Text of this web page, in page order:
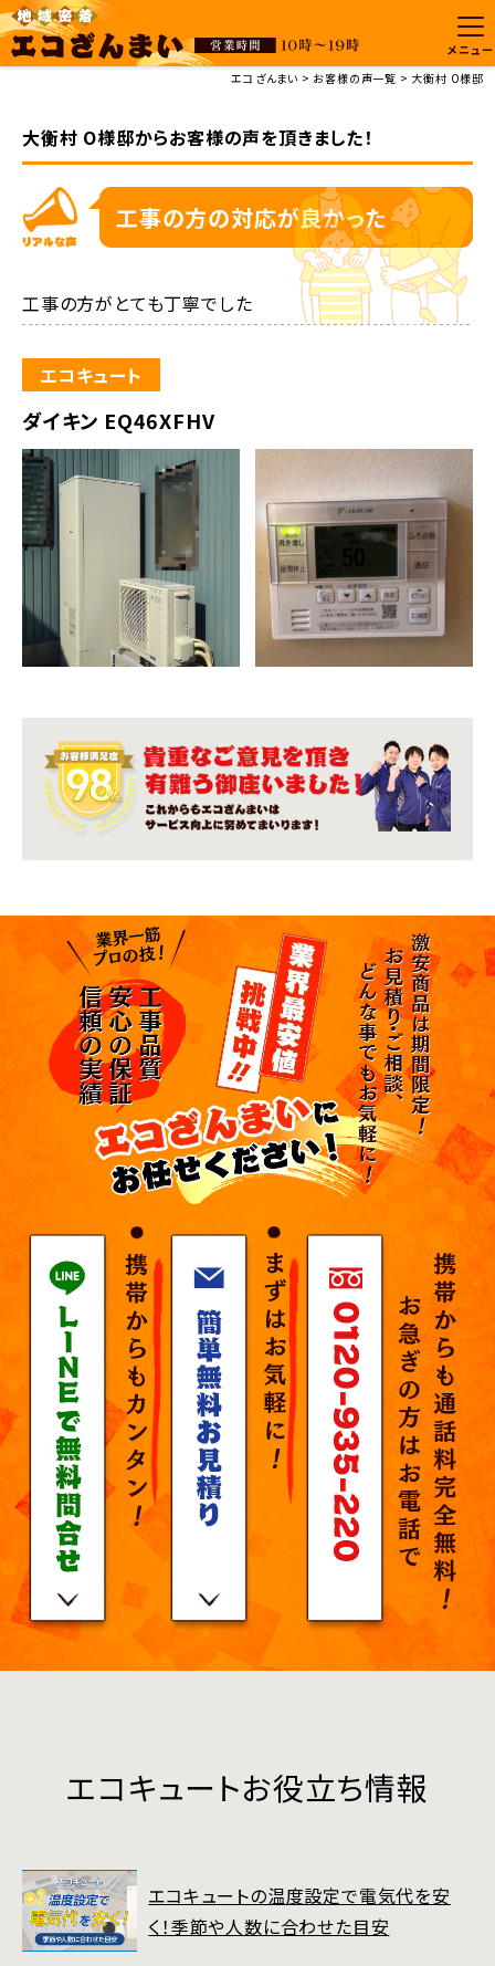
メニュー
エコざんまい
お客様の声一覧 大衡村 O様邸
大衡村 O様邸からお客様の声を頂きました！
工事の方の対応が良かった
工事の方がとても丁寧でした
エコキュート
ダイキン EQ46XFHV
エコキュートお役立ち情報
エコキュートの温度設定で電気代を安
く！季節や人数に合わせた目安